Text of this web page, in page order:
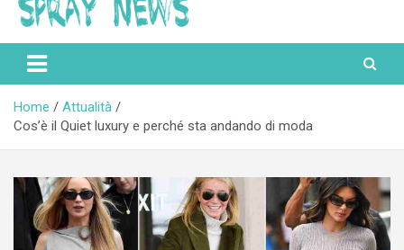
Spraynews.it
Home
Attualità
Cos’è il Quiet luxury e perché sta andando di moda